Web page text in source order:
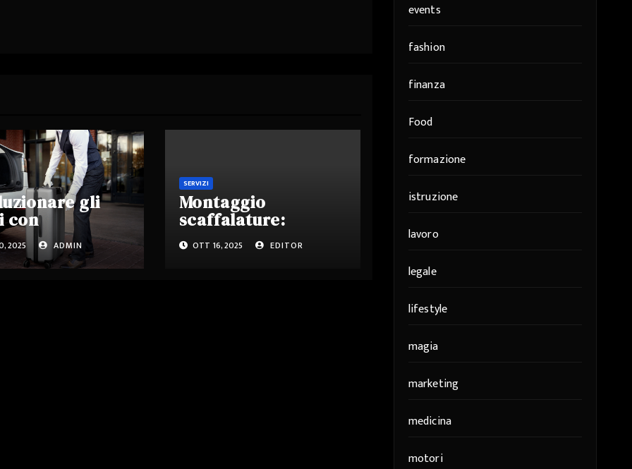
gli
con
Park:
innovative
2025 ADMIN
SERVIZI
Montaggio
scaffalature:
affidarsi a
professionisti per
OTT 16, 2025 EDITOR
events
fashion
finanza
Food
formazione
istruzione
lavoro
legale
lifestyle
magia
marketing
medicina
motori